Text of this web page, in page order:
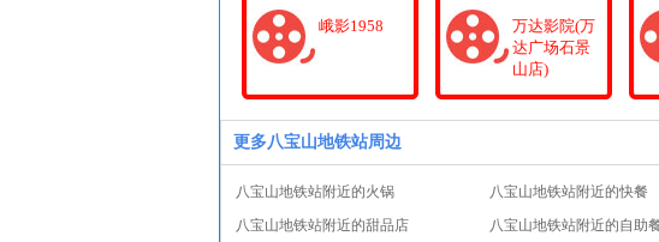
峨影1958
万达影院(万
达广场石景
山店)
更多八宝山地铁站周边
八宝山地铁站附近的火锅 八宝山地铁站附近的快餐
八宝山地铁站附近的甜品店
八宝山地铁站附近的自助